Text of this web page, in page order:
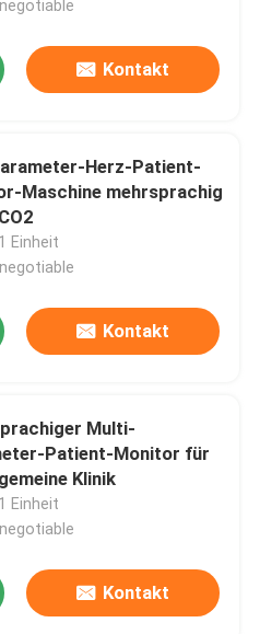
Kontakt
Herz-Patient-
Maschine mehrsprachig
Einheit
Kontakt
Multi-
Patient-Monitor für
Klinik
Einheit
Kontakt